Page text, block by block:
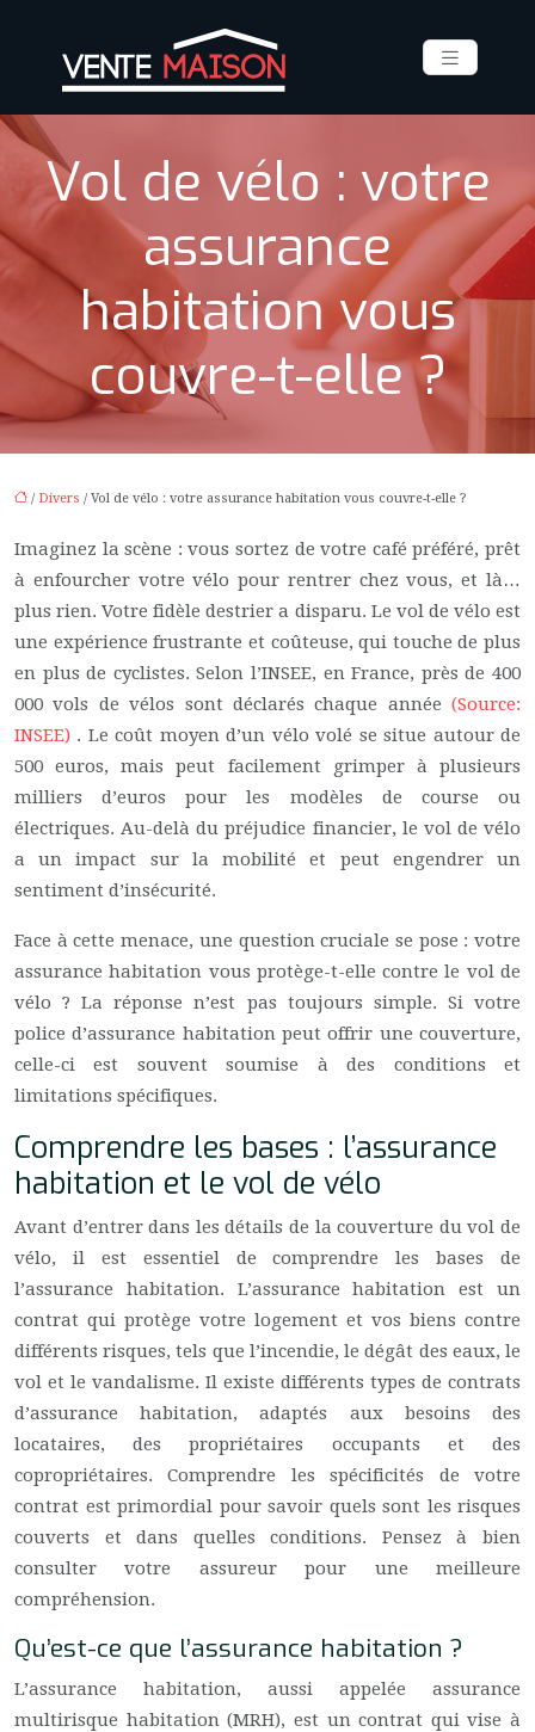
Vol de vélo : votre
assurance
habitation vous
couvre-t-elle ?
/ Divers / Vol de vélo : votre assurance habitation vous couvre-t-elle ?
Imaginez la scène : vous sortez de votre café préféré, prêt
à enfourcher votre vélo pour rentrer chez vous, et là…
plus rien. Votre fidèle destrier a disparu. Le vol de vélo est
une expérience frustrante et coûteuse, qui touche de plus
en plus de cyclistes. Selon l’INSEE, en France, près de 400
000 vols de vélos sont déclarés chaque année (Source:
INSEE) . Le coût moyen d’un vélo volé se situe autour de
500 euros, mais peut facilement grimper à plusieurs
milliers d’euros pour les modèles de course ou
électriques. Au-delà du préjudice financier, le vol de vélo
a un impact sur la mobilité et peut engendrer un
sentiment d’insécurité.
Face à cette menace, une question cruciale se pose : votre
assurance habitation vous protège-t-elle contre le vol de
vélo ? La réponse n’est pas toujours simple. Si votre
police d’assurance habitation peut offrir une couverture,
celle-ci est souvent soumise à des conditions et
limitations spécifiques.
Comprendre les bases : l’assurance
habitation et le vol de vélo
Avant d’entrer dans les détails de la couverture du vol de
vélo, il est essentiel de comprendre les bases de
l’assurance habitation. L’assurance habitation est un
contrat qui protège votre logement et vos biens contre
différents risques, tels que l’incendie, le dégât des eaux, le
vol et le vandalisme. Il existe différents types de contrats
d’assurance habitation, adaptés aux besoins des
locataires, des propriétaires occupants et des
copropriétaires. Comprendre les spécificités de votre
contrat est primordial pour savoir quels sont les risques
couverts et dans quelles conditions. Pensez à bien
consulter votre assureur pour une meilleure
compréhension.
Qu’est-ce que l’assurance habitation ?
L’assurance habitation, aussi appelée assurance
multirisque habitation (MRH), est un contrat qui vise à